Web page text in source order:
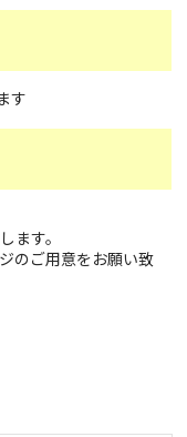
す
ます。
のご用意をお願い致